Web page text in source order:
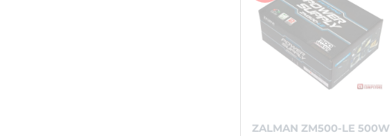
ZALMAN ZM500-LE 500W